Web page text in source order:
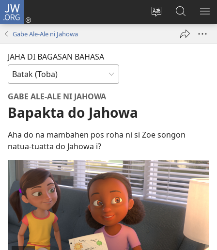
JW.ORG
Ganti
Log
Lului
di
JW.ORG
Gabe Ale-Ale ni Jahowa
JAHA DI BAGASAN BAHASA
GABE ALE-ALE NI JAHOWA
Bapakta do Jahowa
Aha do na mambahen pos roha ni si Zoe songon
natua-tuatta do Jahowa i?